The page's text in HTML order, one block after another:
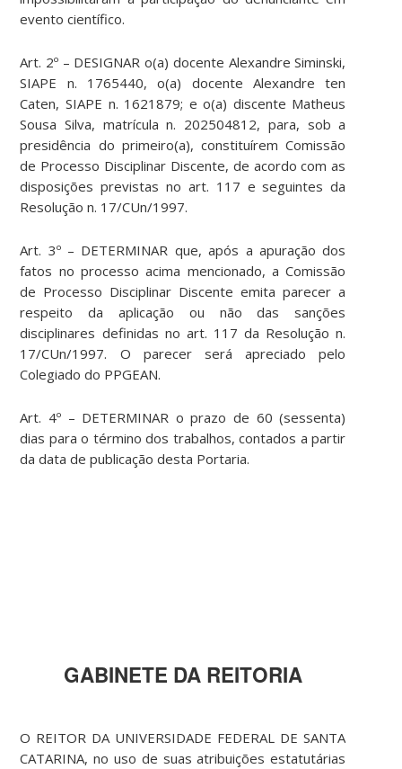
evento científico.
Art. 2º – DESIGNAR o(a) docente Alexandre Siminski,
SIAPE n. 1765440, o(a) docente Alexandre ten
Caten, SIAPE n. 1621879; e o(a) discente Matheus
Sousa Silva, matrícula n. 202504812, para, sob a
presidência do primeiro(a), constituírem Comissão
de Processo Disciplinar Discente, de acordo com as
disposições previstas no art. 117 e seguintes da
Resolução n. 17/CUn/1997.
Art. 3º – DETERMINAR que, após a apuração dos
fatos no processo acima mencionado, a Comissão
de Processo Disciplinar Discente emita parecer a
respeito da aplicação ou não das sanções
disciplinares definidas no art. 117 da Resolução n.
17/CUn/1997. O parecer será apreciado pelo
Colegiado do PPGEAN.
Art. 4º – DETERMINAR o prazo de 60 (sessenta)
dias para o término dos trabalhos, contados a partir
da data de publicação desta Portaria.
GABINETE DA REITORIA
O REITOR DA UNIVERSIDADE FEDERAL DE SANTA
CATARINA, no uso de suas atribuições estatutárias